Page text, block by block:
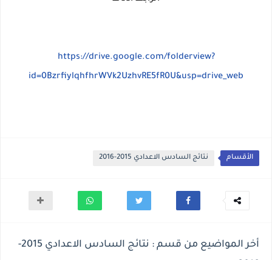
https://drive.google.com/folderview?
id=0BzrfiylqhfhrWVk2UzhvRE5fR0U&usp=drive_web
الأقسام نتائج السادس الاعدادي 2015-2016
أخر المواضيع من قسم : نتائج السادس الاعدادي 2015-